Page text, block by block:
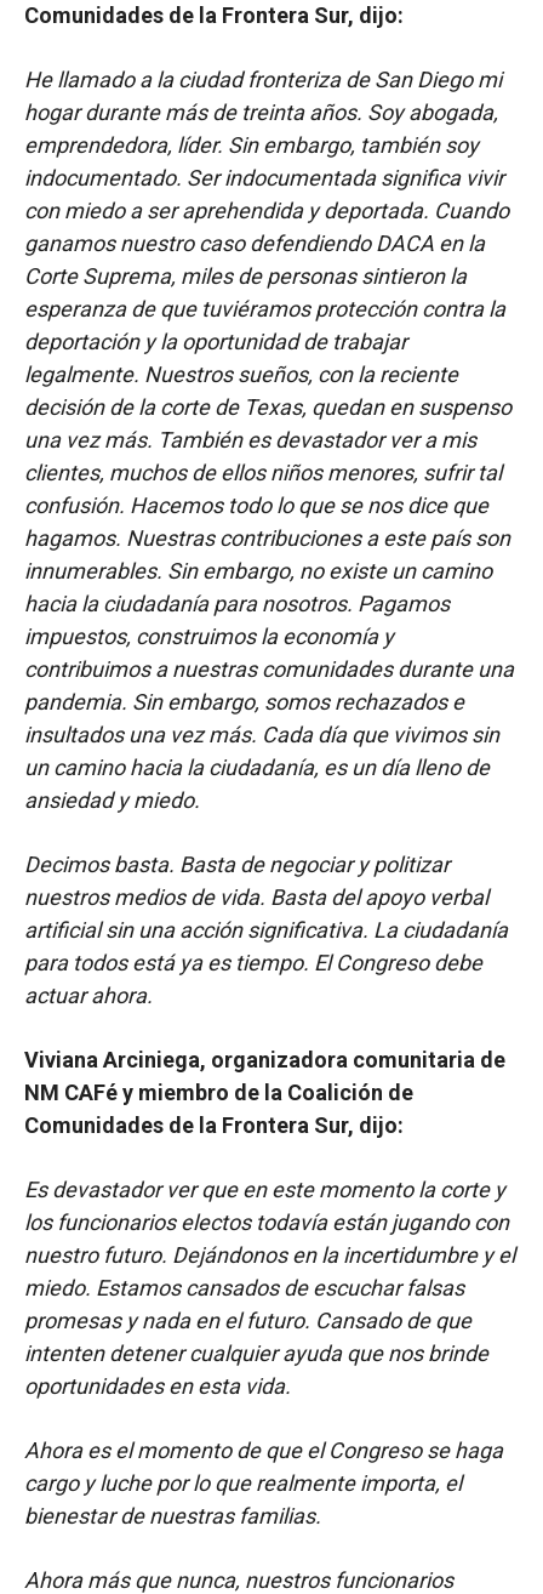
Comunidades de la Frontera Sur, dijo:
He llamado a la ciudad fronteriza de San Diego mi
hogar durante más de treinta años. Soy abogada,
emprendedora, líder. Sin embargo, también soy
indocumentado. Ser indocumentada significa vivir
con miedo a ser aprehendida y deportada. Cuando
ganamos nuestro caso defendiendo DACA en la
Corte Suprema, miles de personas sintieron la
esperanza de que tuviéramos protección contra la
deportación y la oportunidad de trabajar
legalmente. Nuestros sueños, con la reciente
decisión de la corte de Texas, quedan en suspenso
una vez más. También es devastador ver a mis
clientes, muchos de ellos niños menores, sufrir tal
confusión. Hacemos todo lo que se nos dice que
hagamos. Nuestras contribuciones a este país son
innumerables. Sin embargo, no existe un camino
hacia la ciudadanía para nosotros. Pagamos
impuestos, construimos la economía y
contribuimos a nuestras comunidades durante una
pandemia. Sin embargo, somos rechazados e
insultados una vez más. Cada día que vivimos sin
un camino hacia la ciudadanía, es un día lleno de
ansiedad y miedo.
Decimos basta. Basta de negociar y politizar
nuestros medios de vida. Basta del apoyo verbal
artificial sin una acción significativa. La ciudadanía
para todos está ya es tiempo. El Congreso debe
actuar ahora.
Viviana Arciniega, organizadora comunitaria de
NM CAFé y miembro de la Coalición de
Comunidades de la Frontera Sur, dijo:
Es devastador ver que en este momento la corte y
los funcionarios electos todavía están jugando con
nuestro futuro. Dejándonos en la incertidumbre y el
miedo. Estamos cansados de escuchar falsas
promesas y nada en el futuro. Cansado de que
intenten detener cualquier ayuda que nos brinde
oportunidades en esta vida.
Ahora es el momento de que el Congreso se haga
cargo y luche por lo que realmente importa, el
bienestar de nuestras familias.
Ahora más que nunca, nuestros funcionarios